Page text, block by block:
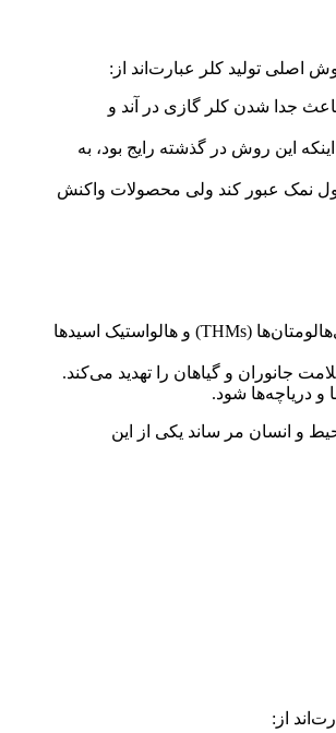
اصلی تولید کلر عبارت‌اند از:
جدا شدن کلر گازی در آند و
این روش در گذشته رایج بود، به
نمک عبور کند ولی محصولات واکنش
در فرآیند ضدعفونی آب، کلر می‌تواند با مواد آلی موجود واکنش داده و ترکیبات جانبی مانند تری‌هالومتان‌ها (THMs) و هالواستیک اسیدها
جانوران و گیاهان را تهدید می‌کند.
و دریاچه‌ها شود.
و انسان مر ساند یکی از این
از: